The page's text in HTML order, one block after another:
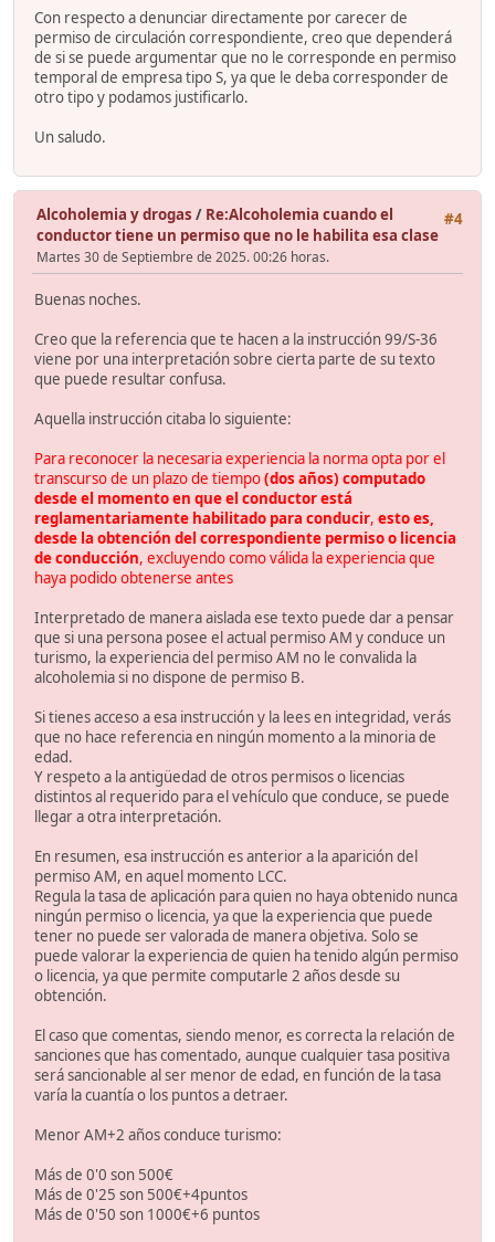
Con respecto a denunciar directamente por carecer de
permiso de circulación correspondiente, creo que dependerá
de si se puede argumentar que no le corresponde en permiso
temporal de empresa tipo S, ya que le deba corresponder de
otro tipo y podamos justificarlo.
Un saludo.
#4
Alcoholemia y drogas / Re:Alcoholemia cuando el
conductor tiene un permiso que no le habilita esa clase
Martes 30 de Septiembre de 2025. 00:26 horas.
Buenas noches.
Creo que la referencia que te hacen a la instrucción 99/S-36
viene por una interpretación sobre cierta parte de su texto
que puede resultar confusa.
Aquella instrucción citaba lo siguiente:
Para reconocer la necesaria experiencia la norma opta por el
transcurso de un plazo de tiempo(dos años) computado
desde el momento en que el conductor está
reglamentariamente habilitado para conducir, esto es,
desde la obtención del correspondiente permiso o licencia
de conducción, excluyendo como válida la experiencia que
haya podido obtenerse antes
Interpretado de manera aislada ese texto puede dar a pensar
que si una persona posee el actual permiso AM y conduce un
turismo, la experiencia del permiso AM no le convalida la
alcoholemia si no dispone de permiso B.
Si tienes acceso a esa instrucción y la lees en integridad, verás
que no hace referencia en ningún momento a la minoria de
edad.
Y respeto a la antigüedad de otros permisos o licencias
distintos al requerido para el vehículo que conduce, se puede
llegar a otra interpretación.
En resumen, esa instrucción es anterior a la aparición del
permiso AM, en aquel momento LCC.
Regula la tasa de aplicación para quien no haya obtenido nunca
ningún permiso o licencia, ya que la experiencia que puede
tener no puede ser valorada de manera objetiva. Solo se
puede valorar la experiencia de quien ha tenido algún permiso
o licencia, ya que permite computarle 2 años desde su
obtención.
El caso que comentas, siendo menor, es correcta la relación de
sanciones que has comentado, aunque cualquier tasa positiva
será sancionable al ser menor de edad, en función de la tasa
varía la cuantía o los puntos a detraer.
Menor AM+2 años conduce turismo:
Más de 0'0 son 500€
Más de 0'25 son 500€+4puntos
Más de 0'50 son 1000€+6 puntos